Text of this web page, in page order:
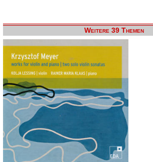
Weitere 39 Themen